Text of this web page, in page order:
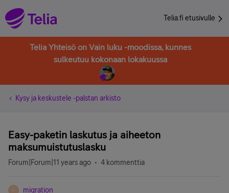
Telia.fi etusivulle
Telia Yhteisö on Vain luku -moodissa, kunnes
sulkeutuu kokonaan lokakuussa
Kysy ja keskustele -palstan arkisto
Easy-paketin laskutus ja aiheeton
maksumuistutuslasku
Forum|Forum|11 years ago 4 kommenttia
M migration